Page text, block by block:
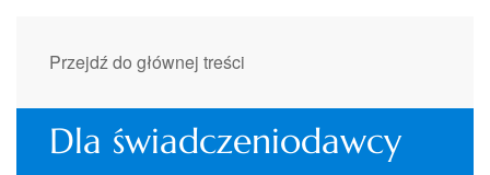
Przejdź do głównej treści
Dla świadczeniodawcy